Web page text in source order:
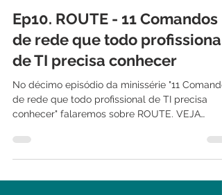
23 de ago. de 2021
1 min de leitura
Ep10. ROUTE - 11 Comandos
de rede que todo profissional
de TI precisa conhecer
No décimo episódio da minissérie "11
conhecer" falaremos sobre ROUTE. VEJA